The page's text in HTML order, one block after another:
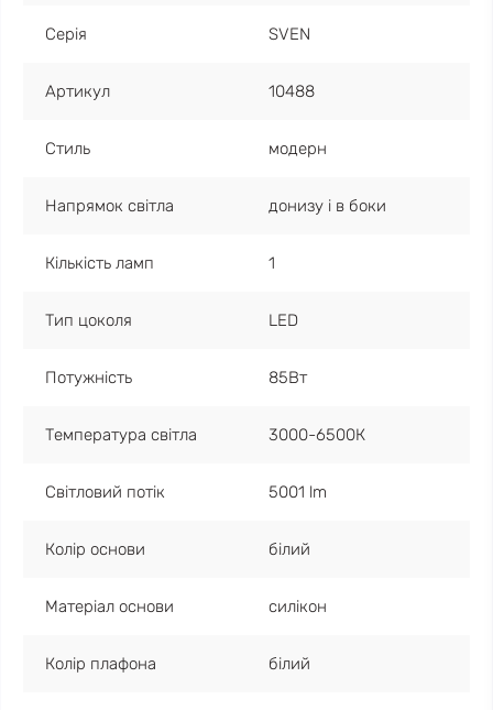
Серія SVEN
Артикул 10488
Стиль модерн
Напрямок світла донизу і в боки
Кількість ламп 1
Тип цоколя LED
Потужність 85Вт
Температура світла 3000-6500К
Світловий потік 5001 lm
Колір основи білий
Матеріал основи силікон
Колір плафона білий